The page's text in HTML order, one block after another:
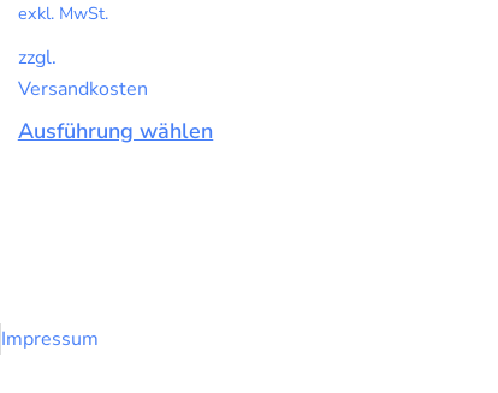
exkl. MwSt.
zzgl.
Versandkosten
Ausführung wählen
Impressum